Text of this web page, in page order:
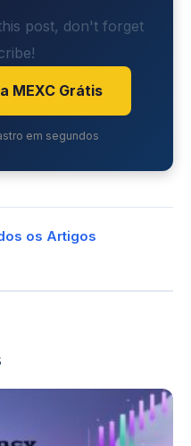
post, don't forget
MEXC Grátis
em segundos
os Artigos